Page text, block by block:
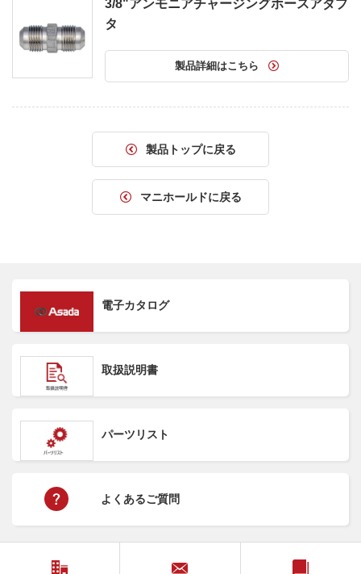
3/8"アンモニアチャージングホースアダプ
タ
製品詳細はこちら
製品トップに戻る
マニホールドに戻る
電子カタログ
取扱説明書
パーツリスト
よくあるご質問